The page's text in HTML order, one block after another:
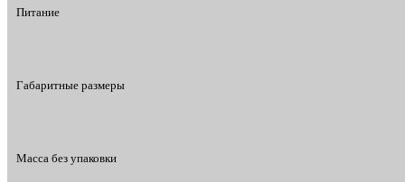
Питание
Габаритные размеры
Масса без упаковки